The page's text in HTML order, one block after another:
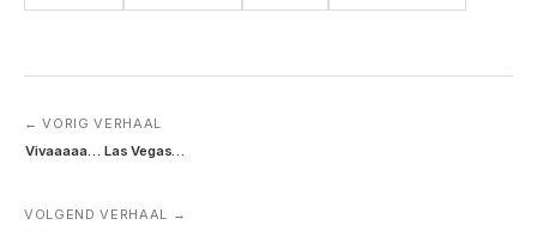
← VORIG VERHAAL
Vivaaaaa… Las Vegas…
VOLGEND VERHAAL →